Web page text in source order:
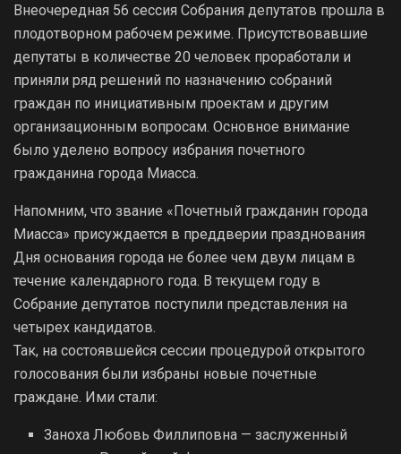
Внеочередная 56 сессия Собрания депутатов прошла в
плодотворном рабочем режиме. Присутствовавшие
депутаты в количестве 20 человек проработали и
приняли ряд решений по назначению собраний
граждан по инициативным проектам и другим
организационным вопросам. Основное внимание
было уделено вопросу избрания почетного
гражданина города Миасса.
Напомним, что звание «Почетный гражданин города
Миасса» присуждается в преддверии празднования
Дня основания города не более чем двум лицам в
течение календарного года. В текущем году в
Собрание депутатов поступили представления на
четырех кандидатов.
Так, на состоявшейся сессии процедурой открытого
голосования были избраны новые почетные
граждане. Ими стали:
Заноха Любовь Филлиповна — заслуженный